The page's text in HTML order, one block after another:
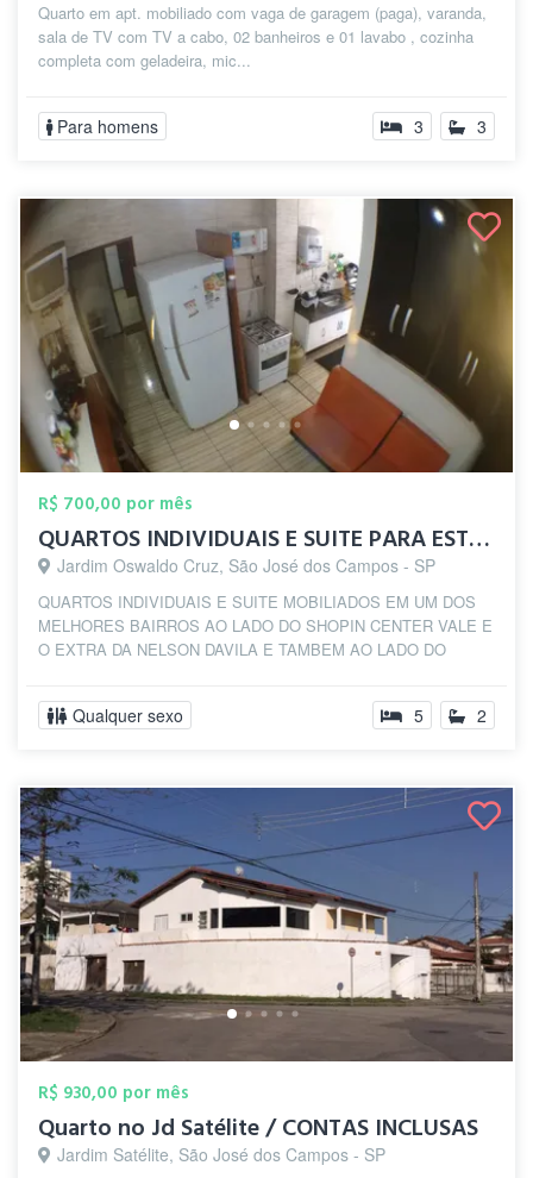
Quarto em apt. mobiliado com vaga de garagem (paga), varanda,
sala de TV com TV a cabo, 02 banheiros e 01 lavabo , cozinha
completa com geladeira, mic...
Para homens 3 3
R$ 700,00 por mês
QUARTOS INDIVIDUAIS E SUITE PARA ESTUDAN...
Jardim Oswaldo Cruz, São José dos Campos - SP
QUARTOS INDIVIDUAIS E SUITE MOBILIADOS EM UM DOS
MELHORES BAIRROS AO LADO DO SHOPIN CENTER VALE E
O EXTRA DA NELSON DAVILA E TAMBEM AO LADO DO
Qualquer sexo 5 2
R$ 930,00 por mês
Quarto no Jd Satélite / CONTAS INCLUSAS
Jardim Satélite, São José dos Campos - SP